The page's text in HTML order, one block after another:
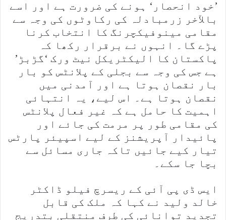
’خود انحصار‘ ہونے کی ضرورت ہے اور اسے
بالآخر زرمبادلہ کی رکاوٹوں کی وجہ سے
مقامی مینوفیکچرنگ کا انتخاب کرنا
پڑے گا۔ انہوں نے برقرار رکھا کہ
پاکستان کا الیکٹریکل نیٹ ورک ‘گڑبڑ’
ہے جس کی وجہ سے بجلی کے پلانٹس کو بار
بار نقصان ہوتا ہے اور آمدنی میں
نقصان ہوتا ہے۔ اس لیے، یہ انتہائی
اہمیت کا حامل ہے کہ غیر فعال پلانٹس
کی مقامی طور پر مرمت کی جائے اور
پائیدار آپریشنز کے لیے اسپیئر پارٹس
تیار کیے جائیں تاکہ جاری مسائل سے
بچا جا سکے۔
ایس ڈی پی آئی کے ریسرچ فیلو ڈاکٹر
خالد ولید نے کہا کہ ملک کی قابل
تجدید توانائی کی طرف منتقلی بتدریج